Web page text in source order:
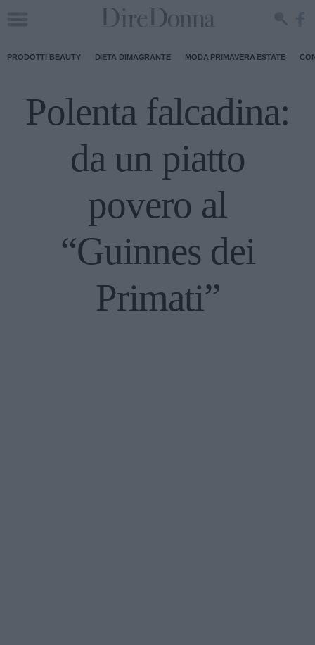
PRODOTTI BEAUTY DIETA DIMAGRANTE MODA PRIMAVERA ESTATE
Polenta falcadina:
da un piatto
povero al
“Guinnes dei
Primati”